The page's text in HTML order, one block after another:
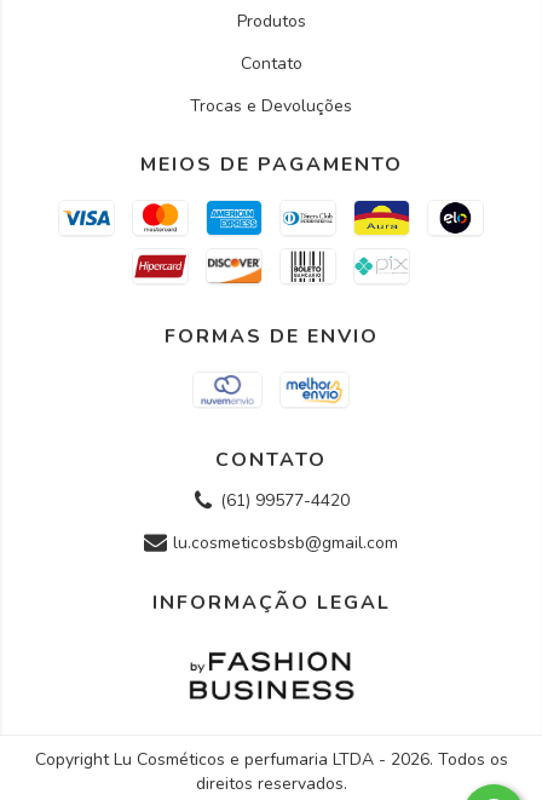
Produtos
Contato
Trocas e Devoluções
MEIOS DE PAGAMENTO
FORMAS DE ENVIO
CONTATO
(61) 99577-4420
lu.cosmeticosbsb@gmail.com
INFORMAÇÃO LEGAL
Copyright Lu Cosméticos e perfumaria LTDA - 2026. Todos os
direitos reservados.